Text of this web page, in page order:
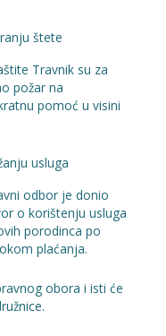
štete
Travnik su za
požar na
pomoć u visini
usluga
odbor je donio
o korištenju usluga
porodinca po
plaćanja.
obora i isti će